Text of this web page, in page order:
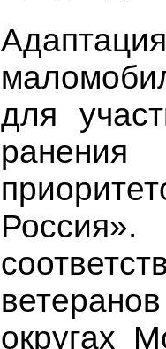
для
округах